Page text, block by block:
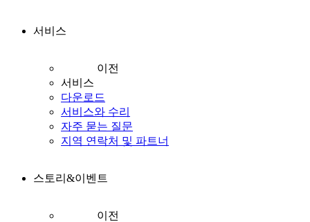
서비스
이전
서비스
다운로드
서비스와 수리
자주 묻는 질문
지역 연락처 및 파트너
스토리&이벤트
이전